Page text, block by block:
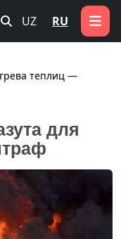
UZ RU
теплиц —
для